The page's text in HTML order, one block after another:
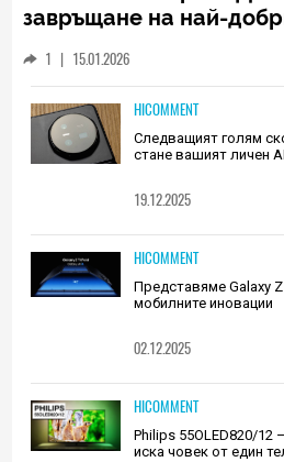
завръщане на най-
1 | 15.01.2026
HICOMMENT
Следващият голям
стане вашият личен
19.12.2025
HICOMMENT
Представяме Galaxy
мобилните иновации
02.12.2025
HICOMMENT
Philips 55OLED820/
иска човек от един